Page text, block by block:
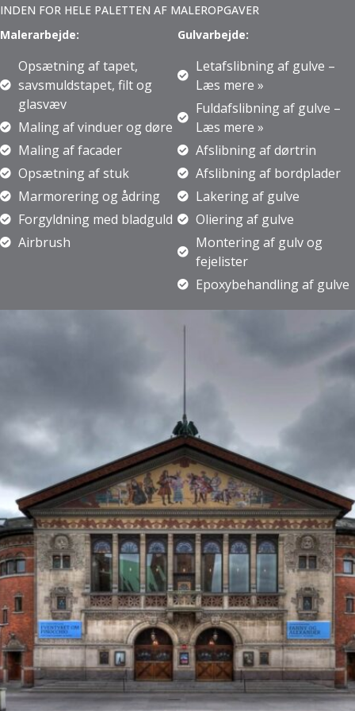
INDEN FOR HELE PALETTEN AF MALEROPGAVER
Malerarbejde:
Opsætning af tapet,
savsmuldstapet, filt og
glasvæv
Maling af vinduer og døre
Maling af facader
Opsætning af stuk
Marmorering og ådring
Forgyldning med bladguld
Airbrush
Gulvarbejde:
Letafslibning af gulve –
Læs mere »
Fuldafslibning af gulve –
Læs mere »
Afslibning af dørtrin
Afslibning af bordplader
Lakering af gulve
Oliering af gulve
Montering af gulv og
fejelister
Epoxybehandling af gulve